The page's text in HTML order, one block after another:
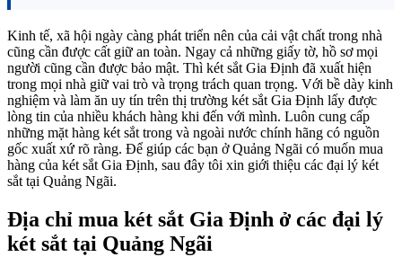
Kinh tế, xã hội ngày càng phát triển nên của cải vật chất trong nhà
cũng cần được cất giữ an toàn. Ngay cả những giấy tờ, hồ sơ mọi
người cũng cần được bảo mật. Thì két sắt Gia Định đã xuất hiện
trong mọi nhà giữ vai trò và trọng trách quan trọng. Với bề dày kinh
nghiệm và làm ăn uy tín trên thị trường két sắt Gia Định lấy được
lòng tin của nhiều khách hàng khi đến với mình. Luôn cung cấp
những mặt hàng két sắt trong và ngoài nước chính hãng có nguồn
gốc xuất xứ rõ ràng. Để giúp các bạn ở Quảng Ngãi có muốn mua
hàng của két sắt Gia Định, sau đây tôi xin giới thiệu các đại lý két
sắt tại Quảng Ngãi.
Địa chỉ mua két sắt Gia Định ở các đại lý
két sắt tại Quảng Ngãi